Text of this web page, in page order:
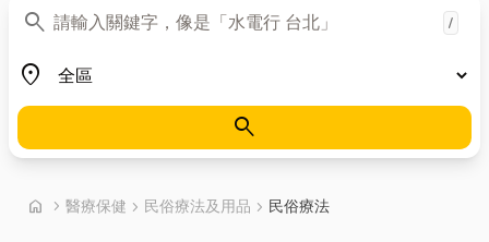
search
關鍵字 /
place
地區
search
home chevron_right 首頁
醫療保健 chevron_right 民俗療法及用品 chevron_right 民俗療法